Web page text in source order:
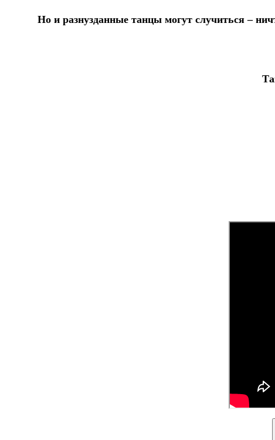
Но и разнузданные танцы могут случиться –